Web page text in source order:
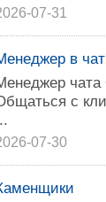
07-31
в
чата
с
07-30